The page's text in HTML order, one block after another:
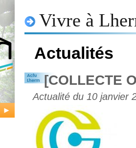
Vivre à
Actualités
[COLLECTE
Actualité du 10 janvier